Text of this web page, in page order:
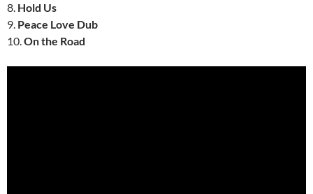
8. Hold Us
9. Peace Love Dub
10.On the Road